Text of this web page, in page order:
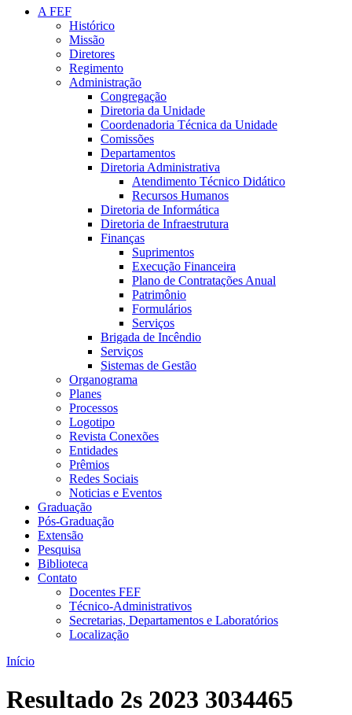
A FEF
Histórico
Missão
Diretores
Regimento
Administração
Congregação
Diretoria da Unidade
Coordenadoria Técnica da Unidade
Comissões
Departamentos
Diretoria Administrativa
Atendimento Técnico Didático
Recursos Humanos
Diretoria de Informática
Diretoria de Infraestrutura
Finanças
Suprimentos
Execução Financeira
Plano de Contratações Anual
Patrimônio
Formulários
Serviços
Brigada de Incêndio
Serviços
Sistemas de Gestão
Organograma
Planes
Processos
Logotipo
Revista Conexões
Entidades
Prêmios
Redes Sociais
Noticias e Eventos
Graduação
Pós-Graduação
Extensão
Pesquisa
Biblioteca
Contato
Docentes FEF
Técnico-Administrativos
Secretarias, Departamentos e Laboratórios
Localização
Início
Resultado 2s 2023 3034465